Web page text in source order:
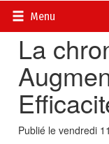
Menu
Accueil>
La
Publié le vendredi